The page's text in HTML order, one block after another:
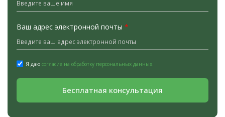
Ваш адрес электронной почты *
Я даю согласие на обработку персональных данных.
Бесплатная консультация